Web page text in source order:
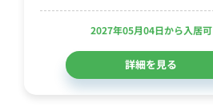
2027年05月04日から入居可
詳細を見る